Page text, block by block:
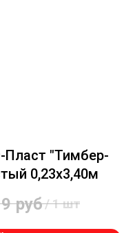
"Тимбер-
0,23х3,40м
руб/1 шт